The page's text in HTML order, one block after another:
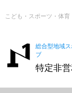
こども・スポーツ・体
総合型地域
ブ
特定非